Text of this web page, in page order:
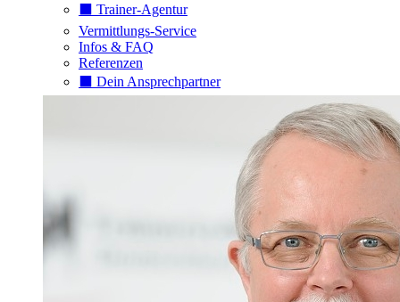
⬛️ Trainer-Agentur
Vermittlungs-Service
Infos & FAQ
Referenzen
⬛️ Dein Ansprechpartner